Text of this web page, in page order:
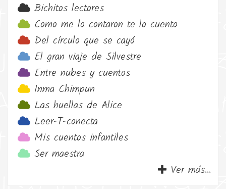
Bichitos lectores
Como me lo contaron te lo cuento
Del círculo que se cayó
El gran viaje de Silvestre
Entre nubes y cuentos
Inma Chimpun
Las huellas de Alice
Leer-T-conecta
Mis cuentos infantiles
Ser maestra
Ver más...